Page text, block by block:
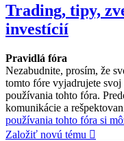
Trading, tipy,
investícií
Pravidlá fóra
Nezabudnite, prosím, že
tomto fóre vyjadrujete
používania tohto fóra.
komunikácie a
používania tohto fóra si
Založiť novú tému